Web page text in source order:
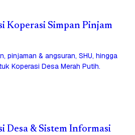
Koperasi Simpan Pinjam
pinjaman & angsuran, SHU, hingga
Koperasi Desa Merah Putih.
Desa & Sistem Informasi